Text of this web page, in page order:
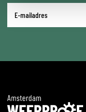
mailadres